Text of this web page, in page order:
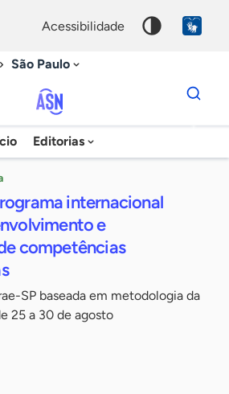
acessibilidade
São Paulo
Agência
Sebrae
Notícias
Editorias
Dados
para
chave
internacional
e
competências
SP baseada em metodologia da
25 a 30 de agosto